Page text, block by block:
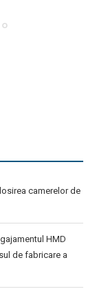
camerelor de
HMD
de fabricare a